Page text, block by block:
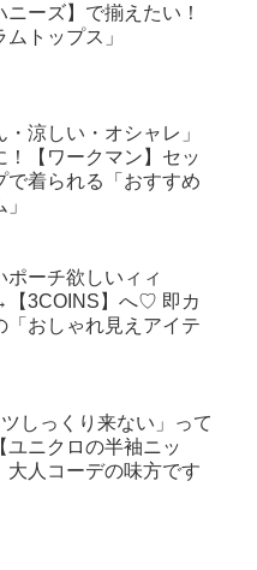
ーズ】で揃えたい！
ムトップス」
・涼しい・オシャレ」
！【ワークマン】セッ
で着られる「おすすめ
ポーチ欲しいィィ
【3COINS】へ♡ 即カ
「おしゃれ見えアイテ
ツしっくり来ない」って
ユニクロの半袖ニッ
大人コーデの味方です